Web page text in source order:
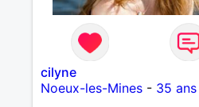
cilyne
Noeux-les-Mines- 35 ans